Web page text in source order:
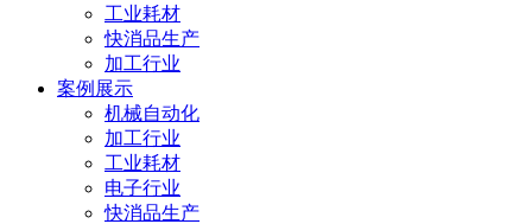
工业耗材
快消品生产
加工行业
案例展示
机械自动化
加工行业
工业耗材
电子行业
快消品生产